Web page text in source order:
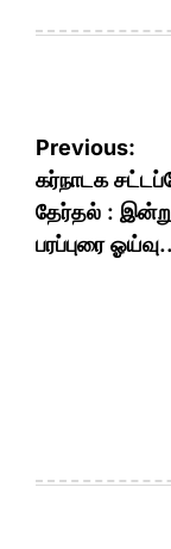
Post
Previous:
கர்நாடக
தேர்தல் :
பரப்புரை ஓய்வு..